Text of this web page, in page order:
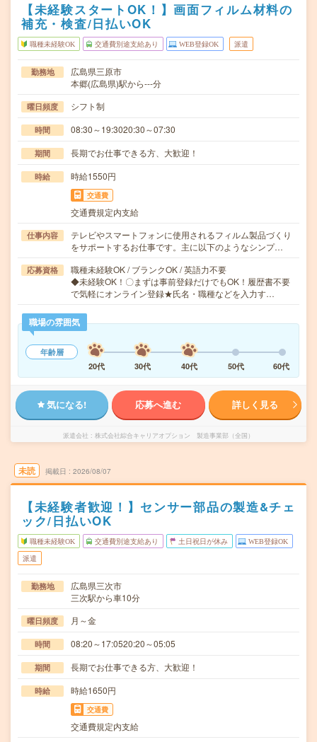
【未経験スタートOK！】画面フィルム材料の
補充・検査/日払いOK
職種未経験OK 交通費別途支給あり WEB登録OK 派遣
勤務地
広島県三原市
本郷(広島県)駅から---分
曜日頻度 シフト制
時間 08:30～19:3020:30～07:30
期間 長期でお仕事できる方、大歓迎！
時給 時給1550円
交通費
交通費規定内支給
仕事内容
テレビやスマートフォンに使用されるフィルム製品づくり
をサポートするお仕事です。主に以下のようなシンプ…
応募資格
職種未経験OK / ブランクOK / 英語力不要
◆未経験OK！〇まずは事前登録だけでもOK！履歴書不要
で気軽にオンライン登録★氏名・職種などを入力す…
職場の雰囲気
年齢層
20代
30代 40代 50代 60代
気になる! 応募へ進む 詳しく見る
派遣会社 株式会社綜合キャリアオプション 製造事業部（全国）
未読 掲載日 2026/08/07
【未経験者歓迎！】センサー部品の製造&チェ
ック/日払いOK
職種未経験OK 交通費別途支給あり 土日祝日が休み WEB登録OK
派遣
勤務地
広島県三次市
三次駅から車10分
曜日頻度 月～金
時間 08:20～17:0520:20～05:05
期間 長期でお仕事できる方、大歓迎！
時給 時給1650円
交通費
交通費規定内支給